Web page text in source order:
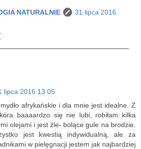
NATURALNIE
31 lipca 2016
lipca 2016 13:05
afrykańskie i dla mnie jest idealne. Z
baaaardzo się nie lubi, robiłam kilka
olejami i jest źle- bolące gule na brodzie.
jest kwestią indywidualną, ale za
w pielęgnacji jestem jak najbardziej